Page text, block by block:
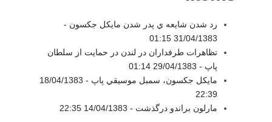
رد شدن شايعه ي پدر شدن مايكل جكسون -
31/04/1383 01:15
تظاهرات طرفداران در لندن در حمايت از سلطان
پاپ - 29/04/1383 01:14
مايكل جكسون، سمبل موسيقي پاپ - 18/04/1383
22:39
مارلون براندو درگذشت - 14/04/1383 22:35